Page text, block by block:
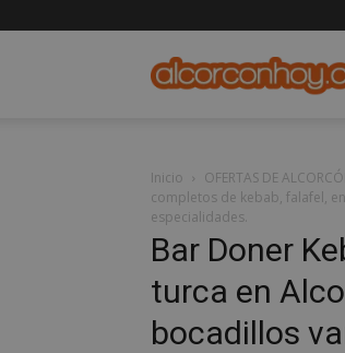
Inicio OFERTAS DE
completos de kebab, falafel,
especialidades.
Bar Doner
turca en
bocadillos